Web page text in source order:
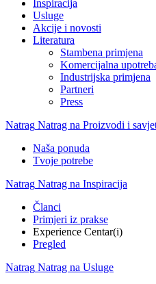
Inspiracija
Usluge
Akcije i novosti
Literatura
Stambena primjena
Komercijalna
Industrijska primjena
Partneri
Press
Natrag Natrag na Proizvodi i
Naša ponuda
Tvoje potrebe
Natrag Natrag na Inspiracija
Članci
Primjeri iz prakse
Experience Centar(i)
Pregled
Natrag Natrag na Usluge